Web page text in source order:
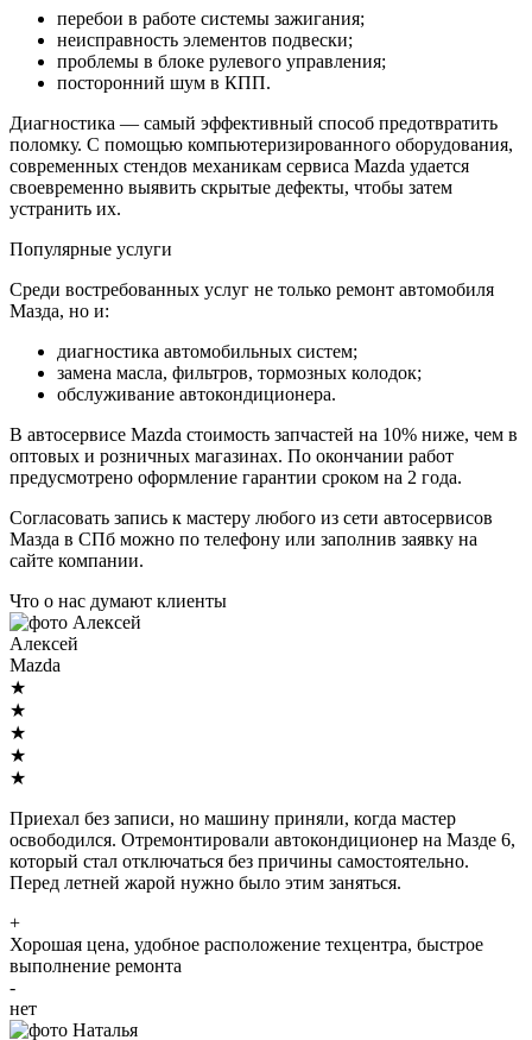
перебои в работе системы зажигания;
неисправность элементов подвески;
проблемы в блоке рулевого управления;
посторонний шум в КПП.
Диагностика — самый эффективный способ предотвратить
поломку. С помощью компьютеризированного оборудования,
современных стендов механикам сервиса Mazda удается
своевременно выявить скрытые дефекты, чтобы затем
устранить их.
Популярные услуги
Среди востребованных услуг не только ремонт автомобиля
Мазда, но и:
диагностика автомобильных систем;
замена масла, фильтров, тормозных колодок;
обслуживание автокондиционера.
В автосервисе Mazda стоимость запчастей на 10% ниже, чем в
оптовых и розничных магазинах. По окончании работ
предусмотрено оформление гарантии сроком на 2 года.
Согласовать запись к мастеру любого из сети автосервисов
Мазда в СПб можно по телефону или заполнив заявку на
сайте компании.
Что о нас думают клиенты
Алексей
Mazda
★
★
★
★
★
Приехал без записи, но машину приняли, когда мастер
освободился. Отремонтировали автокондиционер на Мазде 6,
который стал отключаться без причины самостоятельно.
Перед летней жарой нужно было этим заняться.
+
Хорошая цена, удобное расположение техцентра, быстрое
выполнение ремонта
-
нет